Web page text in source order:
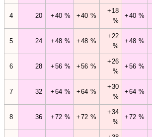
4 20 +40 % +40 %
+18
%
+40 %
5 24 +48 % +48 %
+22
%
+48 %
6 28 +56 % +56 %
+26
%
+56 %
7 32 +64 % +64 %
+30
%
+64 %
8 36 +72 % +72 %
+34
%
+72 %